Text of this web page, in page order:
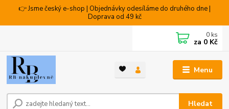
👉 Jsme český e-shop | Objednávky odesíláme do druhého dne |
Doprava od 49 kč
Menu
Hledat
0 ks
za 0 Kč